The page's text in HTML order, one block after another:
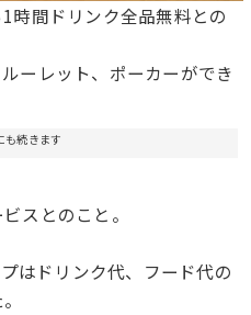
時間ドリンク全品無料との
ーレット、ポーカーができ
も続きます
スとのこと。
はドリンク代、フード代の